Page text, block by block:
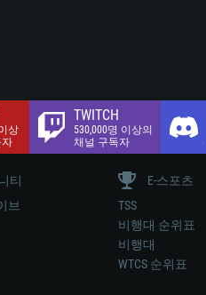
상
TWITCH
530,000명 이상의
채널 구독자
티
브
E-스포츠
TSS
비행대 순위표
비행대
WTCS 순위표